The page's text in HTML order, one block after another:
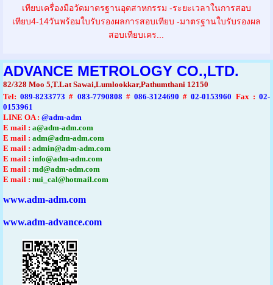
เทียบเครื่องมือวัดมาตรฐานอุตสาหกรรม -ระยะเวลาในการสอบ
เทียบ4-14วันพร้อมใบรับรองผลการสอบเทียบ -มาตรฐานใบรับรองผล
สอบเทียบเคร...
ADVANCE METROLOGY CO.,LTD.
82/328 Moo 5,T.Lat Sawai,Lumlookkar,Pathumthani 12150
Tel: 089-8233773 # 083-7790808 #086-3124690 #02-0153960 Fax :02-
0153961
LINE OA : @adm-adm
E mail : a@adm-adm.com
E mail : adm@adm-adm.com
E mail : admin@adm-adm.com
E mail : info@adm-adm.com
E mail : md@adm-adm.com
E mail : nui_cal@hotmail.com
www.adm-adm.com
www.adm-advance.com